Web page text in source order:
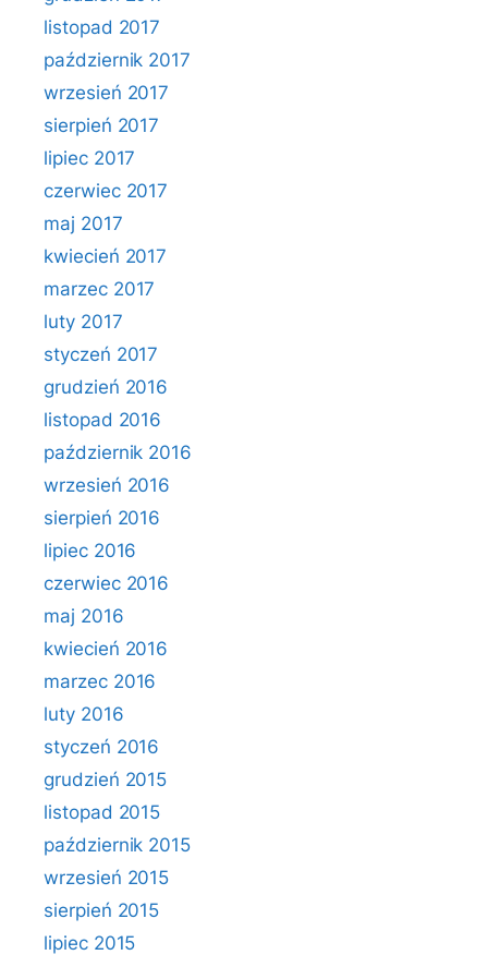
listopad 2017
październik 2017
wrzesień 2017
sierpień 2017
lipiec 2017
czerwiec 2017
maj 2017
kwiecień 2017
marzec 2017
luty 2017
styczeń 2017
grudzień 2016
listopad 2016
październik 2016
wrzesień 2016
sierpień 2016
lipiec 2016
czerwiec 2016
maj 2016
kwiecień 2016
marzec 2016
luty 2016
styczeń 2016
grudzień 2015
listopad 2015
październik 2015
wrzesień 2015
sierpień 2015
lipiec 2015